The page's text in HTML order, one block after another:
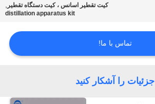
کیت تقطیر اسانس ، کیت دستگاه تقطیر ,
distillation apparatus kit
تماس با ما!
جزئیات را آشکار کنید